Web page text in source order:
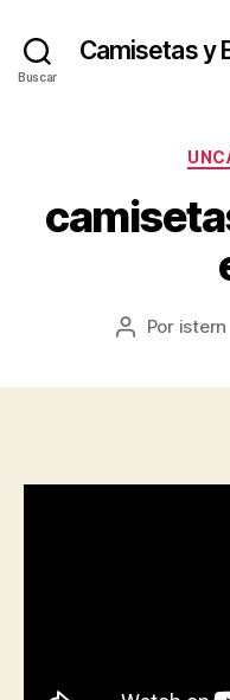
Buscar
Camisetas y
Autor
Por istern